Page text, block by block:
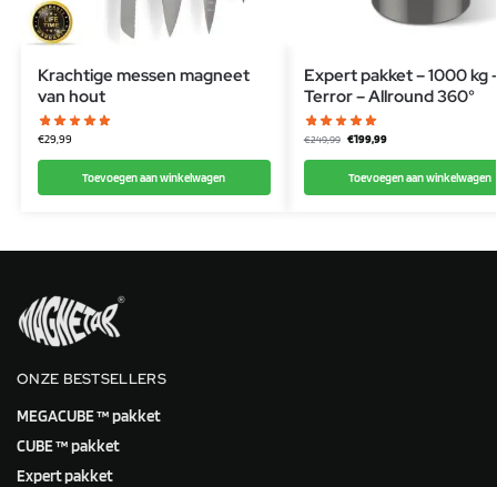
Krachtige messen magneet
van hout
€29,99
Toevoegen aan winkelwagen
Expert pakket – 1000 kg
Terror – Allround 360°
€249,99 €199,99
Toevoegen aan winkelwagen
ONZE BESTSELLERS
MEGACUBE ™ pakket
CUBE ™ pakket
Expert pakket